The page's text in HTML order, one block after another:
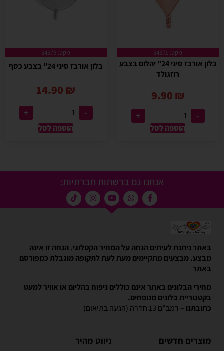
מקט: 54371
בלון אורבז סיני 24" יהלום בצבע
רוזגולד
9.90 ₪
-
+
הוספה לסל
מקט: 54579
בלון אורבז סיני 24" בצבע כסף
14.90 ₪
-
+
הוספה לסל
אנחנו גם ברשתות חברתיות:
באתר ניתנת לעיתים הנחה על המחיר הקטלוגי. הנחה זו אינה
מבצע. מבצעים מתקיימים מעת לעת לתקופה מוגבלת כמפורסם
באתר
מחירי הבלונים באתר אינם כוללים ניפוח בהליום או אוויר למעט
בקטגוריית בלונים מנופחים.
כתובתנו – רמב"ם 13 חדרה (הגעה בתיאום)
מוצרים חדשים ניווט מהיר